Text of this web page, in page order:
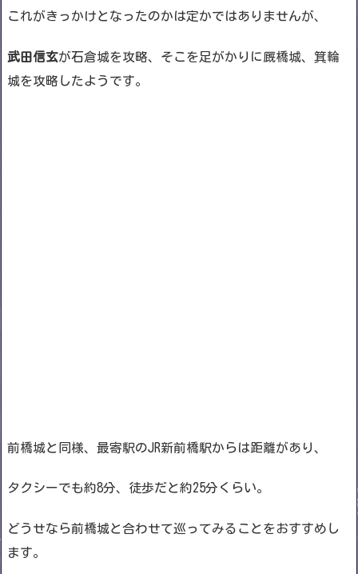
これがきっかけとなったのかは定かではありませんが、
武田信玄が石倉城を攻略、そこを足がかりに厩橋城、箕輪
城を攻略したようです。
前橋城と同様、最寄駅のJR新前橋駅からは距離があり、
タクシーでも約8分、徒歩だと約25分くらい。
どうせなら前橋城と合わせて巡ってみることをおすすめし
ます。